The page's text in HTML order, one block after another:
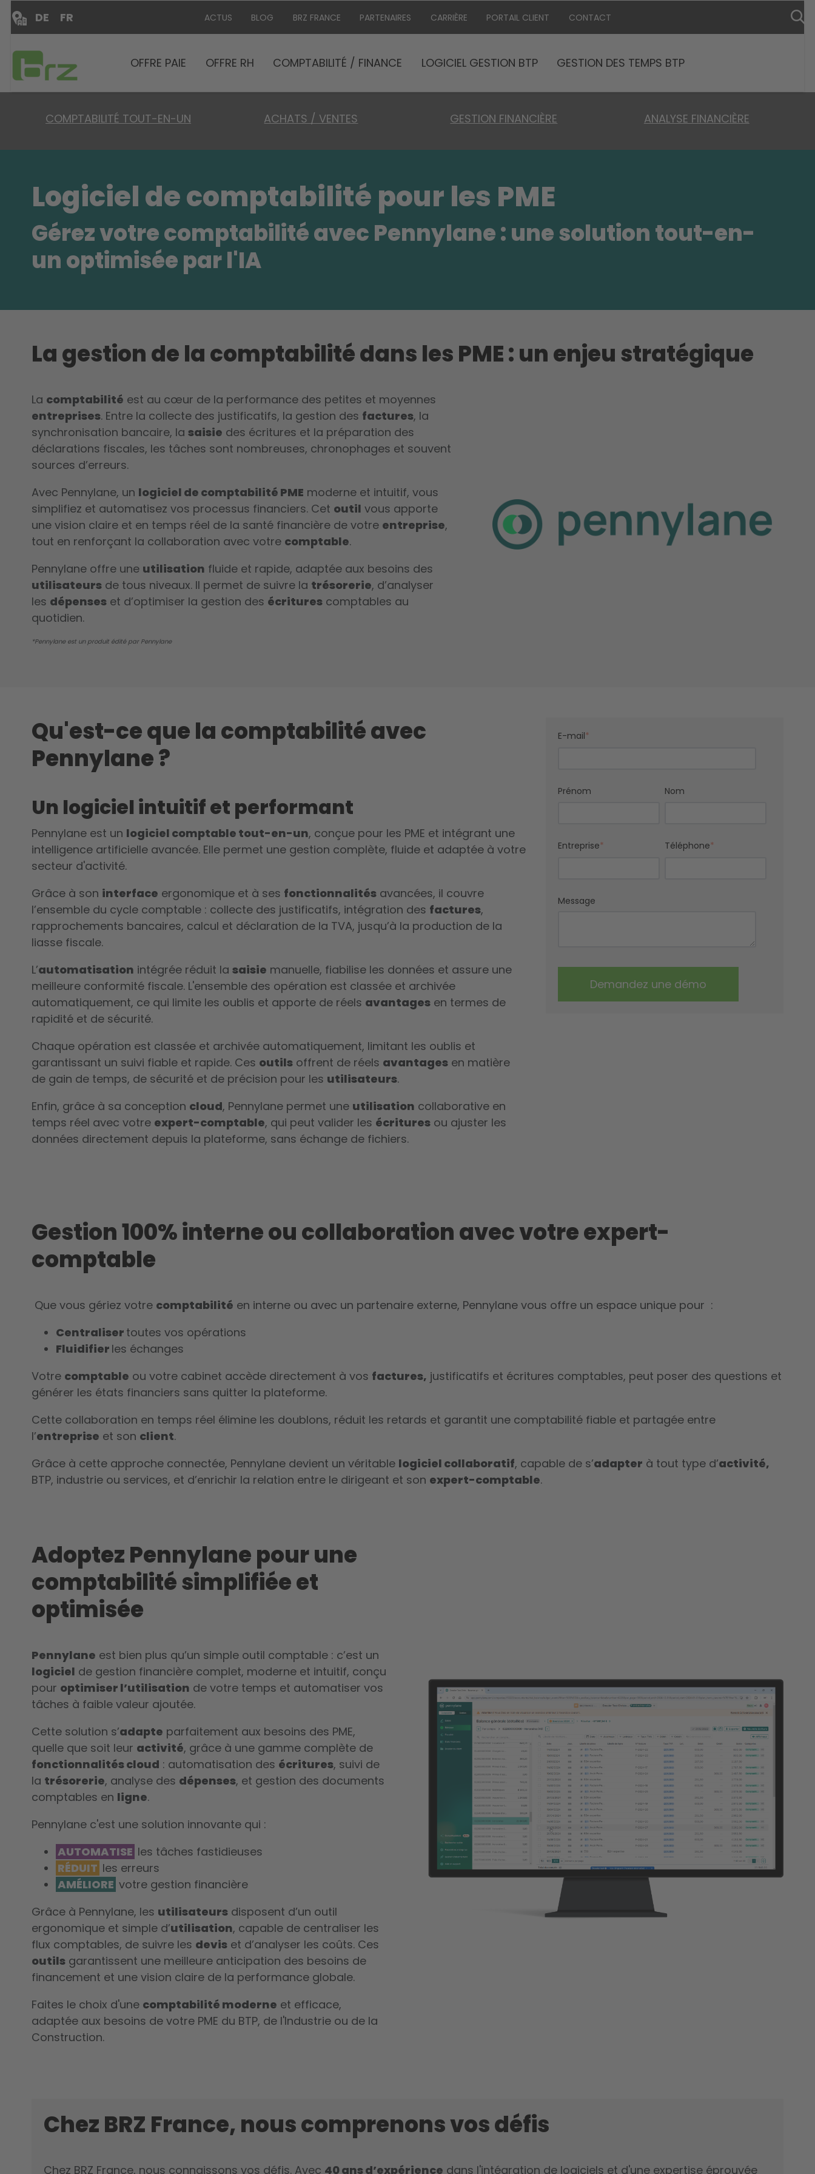
ACTUS BLOG BRZ FRANCE PARTENAIRES CARRIÈRE PORTAIL CLIENT CONTACT
DE FR
OFFRE PAIE OFFRE RH COMPTABILITÉ / FINANCE LOGICIEL GESTION BTP GESTION DES TEMPS BTP
COMPTABILITÉ TOUT-EN-UN ACHATS / VENTES GESTION FINANCIÈRE ANALYSE FINANCIÈRE
Logiciel de comptabilité pour les PME
Gérez votre comptabilité avec Pennylane : une solution tout-en-
un optimisée par l'IA
La gestion de la comptabilité dans les PME : un enjeu stratégique
La comptabilité est au cœur de la performance des petites et moyennes
entreprises. Entre la collecte des justificatifs, la gestion des factures, la
synchronisation bancaire, la saisie des écritures et la préparation des
déclarations fiscales, les tâches sont nombreuses, chronophages et souvent
sources d’erreurs.
Avec Pennylane, un logiciel de comptabilité PME moderne et intuitif, vous
simplifiez et automatisez vos processus financiers. Cet outil vous apporte
une vision claire et en temps réel de la santé financière de votre entreprise,
tout en renforçant la collaboration avec votre comptable.
Pennylane offre une utilisation fluide et rapide, adaptée aux besoins des
utilisateurs de tous niveaux. Il permet de suivre la trésorerie, d’analyser
les dépenses et d’optimiser la gestion des écritures comptables au
quotidien.
*Pennylane est un produit édité par Pennylane
Qu'est-ce que la comptabilité avec
Pennylane ?
Un logiciel intuitif et performant
Pennylane est un logiciel comptable tout-en-un, conçue pour les PME et intégrant une
intelligence artificielle avancée. Elle permet une gestion complète, fluide et adaptée à votre
secteur d'activité.
Grâce à son interface ergonomique et à ses fonctionnalités avancées, il couvre
l’ensemble du cycle comptable : collecte des justificatifs, intégration des factures,
rapprochements bancaires, calcul et déclaration de la TVA, jusqu’à la production de la
liasse fiscale.
L’automatisation intégrée réduit la saisie manuelle, fiabilise les données et assure une
meilleure conformité fiscale. L'ensemble des opération est classée et archivée
automatiquement, ce qui limite les oublis et apporte de réels avantages en termes de
rapidité et de sécurité.
Chaque opération est classée et archivée automatiquement, limitant les oublis et
garantissant un suivi fiable et rapide. Ces outils offrent de réels avantages en matière
de gain de temps, de sécurité et de précision pour les utilisateurs.
Enfin, grâce à sa conception cloud, Pennylane permet une utilisation collaborative en
temps réel avec votre expert-comptable, qui peut valider les écritures ou ajuster les
données directement depuis la plateforme, sans échange de fichiers.
E-mail*
Prénom Nom
Entreprise* Téléphone*
Message
Gestion 100% interne ou collaboration avec votre expert-
comptable
Que vous gériez votre comptabilité en interne ou avec un partenaire externe, Pennylane vous offre un espace unique pour :
Centraliser toutes vos opérations
Fluidifier les échanges
Votre comptable ou votre cabinet accède directement à vos factures, justificatifs et écritures comptables, peut poser des questions et
générer les états financiers sans quitter la plateforme.
Cette collaboration en temps réel élimine les doublons, réduit les retards et garantit une comptabilité fiable et partagée entre
l’entreprise et son client.
Grâce à cette approche connectée, Pennylane devient un véritable logiciel collaboratif, capable de s’adapter à tout type d’activité,
BTP, industrie ou services, et d’enrichir la relation entre le dirigeant et son expert-comptable.
Adoptez Pennylane pour une
comptabilité simplifiée et
optimisée
Pennylane est bien plus qu’un simple outil comptable : c’est un
logiciel de gestion financière complet, moderne et intuitif, conçu
pour optimiser l’utilisation de votre temps et automatiser vos
tâches à faible valeur ajoutée.
Cette solution s’adapte parfaitement aux besoins des PME,
quelle que soit leur activité, grâce à une gamme complète de
fonctionnalités cloud : automatisation des écritures, suivi de
la trésorerie, analyse des dépenses, et gestion des documents
comptables en ligne.
Pennylane c'est une solution innovante qui :
AUTOMATISE les tâches fastidieuses
RÉDUIT les erreurs
AMÉLIORE votre gestion financière
Grâce à Pennylane, les utilisateurs disposent d’un outil
ergonomique et simple d’utilisation, capable de centraliser les
flux comptables, de suivre les devis et d’analyser les coûts. Ces
outils garantissent une meilleure anticipation des besoins de
financement et une vision claire de la performance globale.
Faites le choix d'une comptabilité moderne et efficace,
adaptée aux besoins de votre PME du BTP, de l'Industrie ou de la
Construction.
Chez BRZ France, nous comprenons vos défis
Chez BRZ France, nous connaissons vos défis. Avec 40 ans d’expérience dans l'intégration de logiciels et d'une expertise éprouvée